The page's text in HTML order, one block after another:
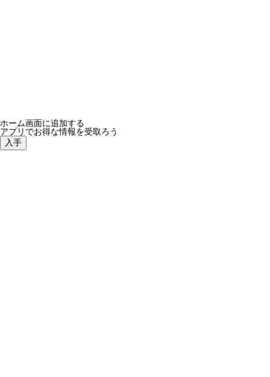
ホーム画面に追加する
アプリでお得な情報を受取ろう
入手